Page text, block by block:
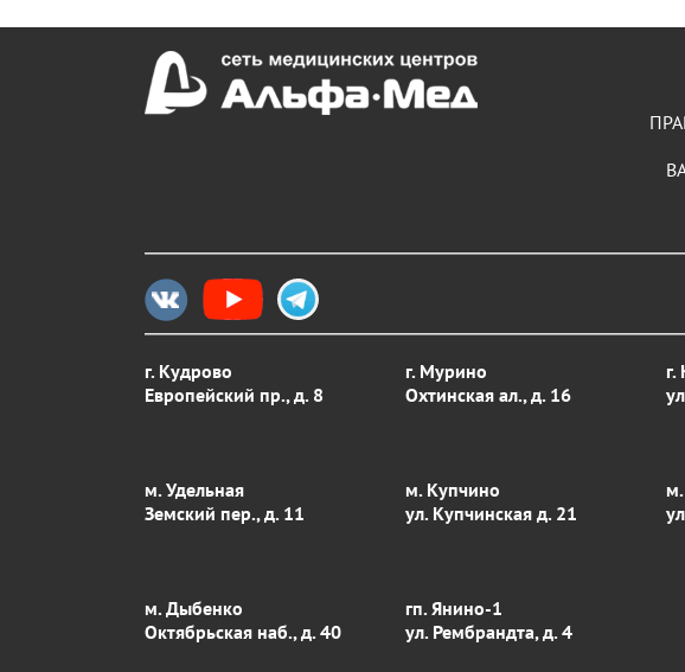
г. Кудрово
Европейский пр., д. 8
г. Мурино
Охтинская ал., д. 16
м. Удельная
Земский пер., д. 11
м. Купчино
ул. Купчинская д. 21
м. Дыбенко
Октябрьская наб., д. 40
гп. Янино-1
ул. Рембрандта, д. 4